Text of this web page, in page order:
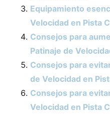
Equipamiento
Velocidad en Pista
Consejos para
Patinaje de
Consejos para
de Velocidad en
Consejos para
Velocidad en Pista